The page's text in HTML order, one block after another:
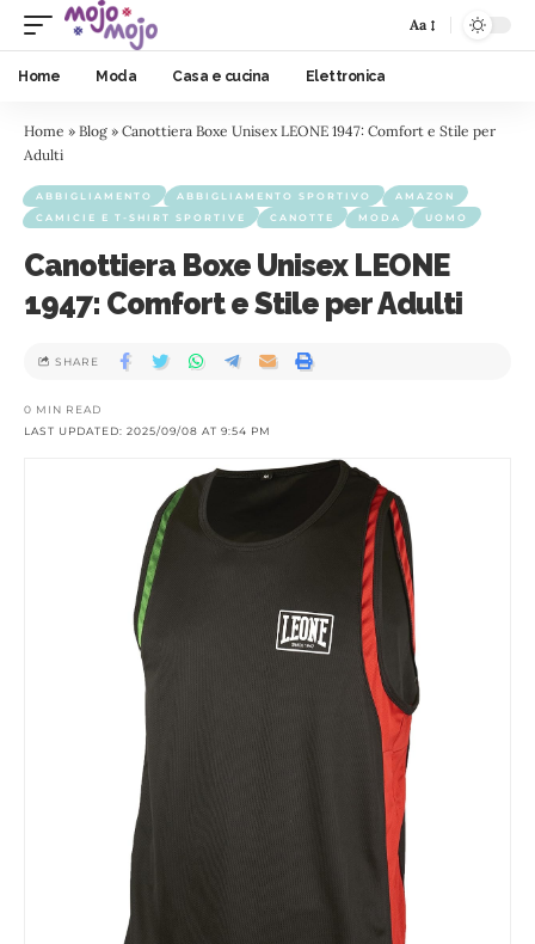
Aa
Home Moda Casa e cucina Elettronica
Home » Blog » Canottiera Boxe Unisex LEONE 1947: Comfort e Stile per
Adulti
ABBIGLIAMENTO ABBIGLIAMENTO SPORTIVO
AMAZON
CAMICIE E T-SHIRT SPORTIVE
CANOTTE MODA UOMO
Canottiera Boxe Unisex LEONE
1947: Comfort e Stile per Adulti
LAST UPDATED: 2025/09/08 AT 9:54 PM
0 MIN READ
SHARE